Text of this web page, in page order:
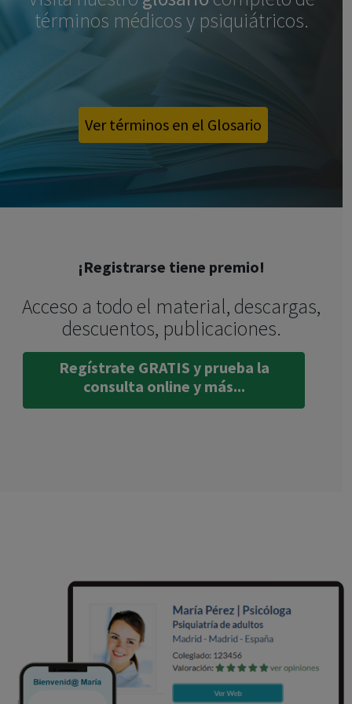
términos médicos y psiquiátricos.
Ver términos en el Glosario
¡Registrarse tiene premio!
Acceso a todo el material, descargas,
descuentos, publicaciones.
Regístrate GRATIS y prueba la
consulta online y más...